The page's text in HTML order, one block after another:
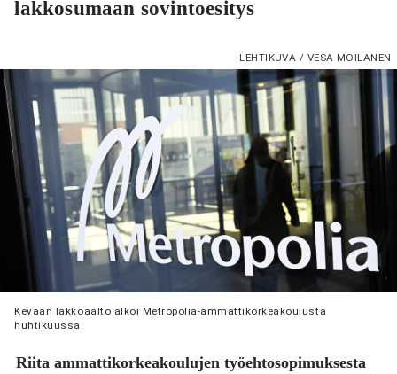
lakkosumaan sovintoesitys
LEHTIKUVA / VESA MOILANEN
Kevään lakkoaalto alkoi Metropolia-ammattikorkeakoulusta
huhtikuussa.
Riita ammattikorkeakoulujen työehtosopimuksesta